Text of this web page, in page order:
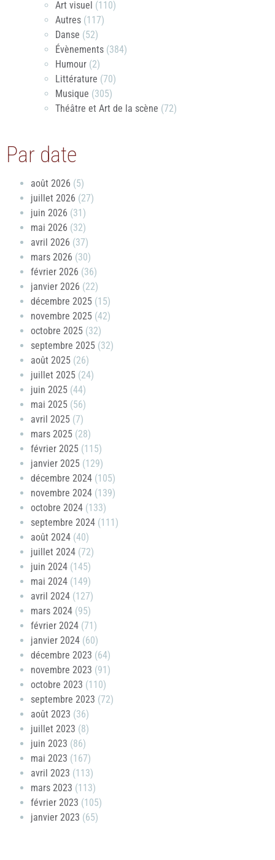
Art visuel (110)
Autres (117)
Danse (52)
Évènements (384)
Humour (2)
Littérature (70)
Musique (305)
Théâtre et Art de la scène (72)
Par date
août 2026 (5)
juillet 2026 (27)
juin 2026 (31)
mai 2026 (32)
avril 2026 (37)
mars 2026 (30)
février 2026 (36)
janvier 2026 (22)
décembre 2025 (15)
novembre 2025 (42)
octobre 2025 (32)
septembre 2025 (32)
août 2025 (26)
juillet 2025 (24)
juin 2025 (44)
mai 2025 (56)
avril 2025 (7)
mars 2025 (28)
février 2025 (115)
janvier 2025 (129)
décembre 2024 (105)
novembre 2024 (139)
octobre 2024 (133)
septembre 2024 (111)
août 2024 (40)
juillet 2024 (72)
juin 2024 (145)
mai 2024 (149)
avril 2024 (127)
mars 2024 (95)
février 2024 (71)
janvier 2024 (60)
décembre 2023 (64)
novembre 2023 (91)
octobre 2023 (110)
septembre 2023 (72)
août 2023 (36)
juillet 2023 (8)
juin 2023 (86)
mai 2023 (167)
avril 2023 (113)
mars 2023 (113)
février 2023 (105)
janvier 2023 (65)